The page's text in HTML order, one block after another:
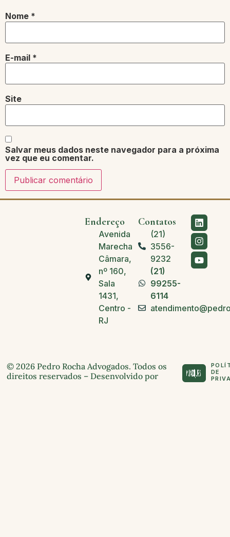
Nome *
E-mail *
Site
Salvar meus dados neste navegador para a próxima
vez que eu comentar.
Endereço
Avenida
Marechal
Câmara,
nº 160,
Sala
1431,
Centro -
RJ
Contatos
(21)
3556-
9232
(21)
99255-
6114
© 2026 Pedro Rocha Advogados. Todos os
direitos reservados – Desenvolvido por
DE